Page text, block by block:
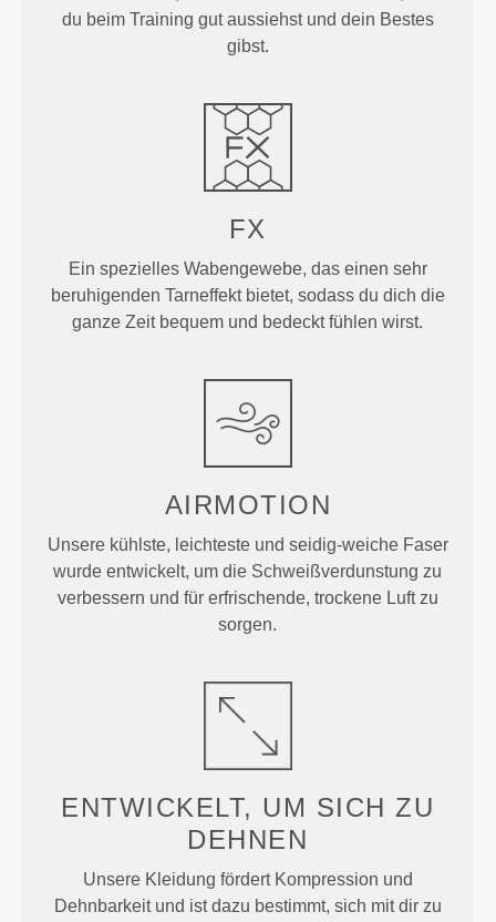
du beim Training gut aussiehst und dein Bestes
gibst.
FX
Ein spezielles Wabengewebe, das einen sehr
beruhigenden Tarneffekt bietet, sodass du dich die
ganze Zeit bequem und bedeckt fühlen wirst.
AIRMOTION
Unsere kühlste, leichteste und seidig-weiche Faser
wurde entwickelt, um die Schweißverdunstung zu
verbessern und für erfrischende, trockene Luft zu
sorgen.
ENTWICKELT, UM SICH ZU
DEHNEN
Unsere Kleidung fördert Kompression und
Dehnbarkeit und ist dazu bestimmt, sich mit dir zu